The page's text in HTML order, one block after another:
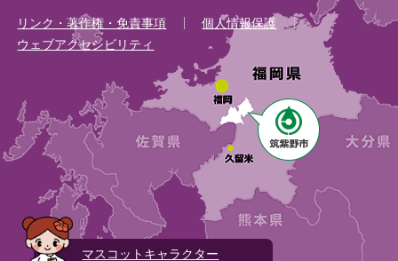
リンク・著作権・免責事項
個人情報保護
ウェブアクセシビリティ
マスコットキャラクター